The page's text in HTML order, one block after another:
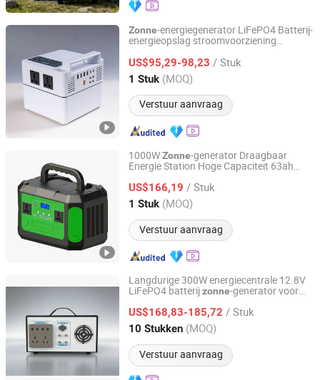
Zonne-energiegenerator LiFePO4 Batterij-
energieopslag stroomvoorziening
stroomstation
US$95,29-98,23 / Stuk
1 Stuk (MOQ)
Verstuur aanvraag
Ningbo GLGW New Energy Co., Ltd
Zhejiang, China Sinds 2025
1000WZonne-generator Draagbaar
Energie Station Hoge Capaciteit 63ah
gereedschap, en Grote Apparaten
US$166,19 / Stuk
1 Stuk (MOQ)
Verstuur aanvraag
Ningbo GLGW New Energy Co., Ltd
Zhejiang, China Sinds 2025
Langdurige 300W energiecentrale 12.8V
LiFePO4 batterijzonne-generator voor
US$168,83-185,72 / Stuk
10 Stukken (MOQ)
Verstuur aanvraag
Shaoxing Rich Technology Co., Ltd.
Zhejiang, China Sinds 2026